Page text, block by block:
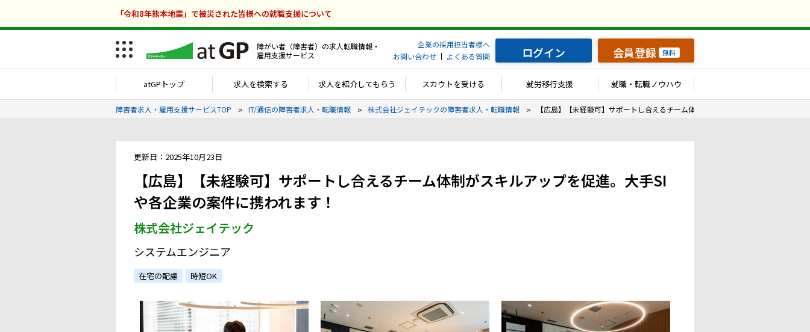
「令和8年熊本地震」で被災された皆様への就職支援について
障がい者（障害者）の求人転職情報・
雇用支援サービス
企業の採用担当者様へ
お問い合わせ
よくある質問 ログイン 会員登録 無料
atGPトップ 求人を検索する 求人を紹介してもらう スカウトを受ける 就労移行支援 就職・転職ノウハウ
障害者求人・雇用支援サービスTOP IT/通信の障害者求人・転職情報 株式会社ジェイテックの障害者求人・転職情報 【広島】【未経験可】サポートし合えるチーム体制がスキルアップを促進。大手SI
更新日：2025年10月23日
【広島】【未経験可】サポートし合えるチーム体制がスキルアップを促進。大手SI
や各企業の案件に携われます！
株式会社ジェイテック
システムエンジニア
在宅の配慮 時短OK